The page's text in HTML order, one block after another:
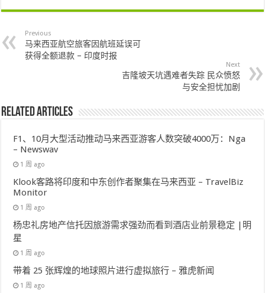
Previous
马来西亚航空旅客因航班延误可
获得全额退款 – 印度时报
Next
吉隆坡天坑遇难者失踪 民众愤怒
与安全担忧加剧
Related Articles
F1、10月大型活动推动马来西亚游客人数突破4000万：Nga
– Newswav
1 周 ago
Klook客路将印度和中东创作者聚集在马来西亚 – TravelBiz
Monitor
1 周 ago
杨忠礼房地产信托因旅游需求强劲而看到酒店业前景稳定 |明
星
1 周 ago
带着 25 张辉煌的地球照片进行虚拟旅行 – 雅虎新闻
1 周 ago